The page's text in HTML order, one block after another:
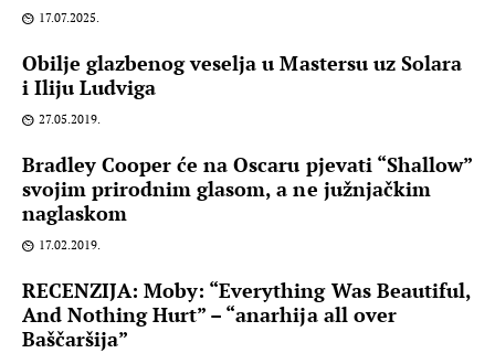
17.07.2025.
Obilje glazbenog veselja u Mastersu uz Solara
i Iliju Ludviga
27.05.2019.
Bradley Cooper će na Oscaru pjevati “Shallow”
svojim prirodnim glasom, a ne južnjačkim
naglaskom
17.02.2019.
RECENZIJA: Moby: “Everything Was Beautiful,
And Nothing Hurt” – “anarhija all over
Baščaršija”